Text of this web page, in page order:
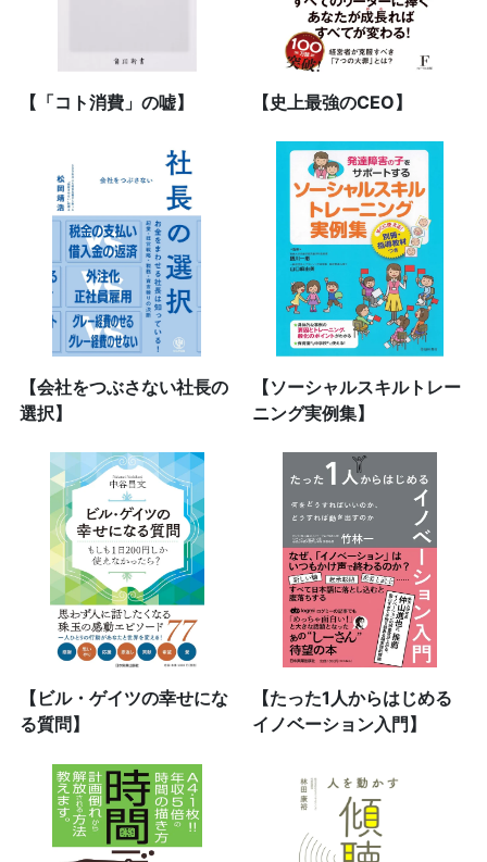
【「コト消費」の嘘】 【史上最強のCEO】
【会社をつぶさない社長の
選択】
【ソーシャルスキルトレー
ニング実例集】
【ビル・ゲイツの幸せにな
る質問】
【たった1人からはじめる
イノベーション入門】